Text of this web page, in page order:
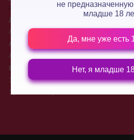
не
младше 18
Да, мне уже есть
Нет, я младше
Для двоих
Анальные стимуляторы
Анальные пробки
Анальные шарики, цепочки
Вибраторы для двоих
Электростимуляторы
Эротические игры